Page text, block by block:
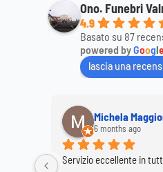
Ono. Funebri
4.9
Basato su 87
powered byGoogl
lascia una
Michela
6 months ago
Servizio eccellente in